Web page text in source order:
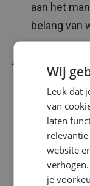
aan het
belang van
Gebruik
Het meten
begrijpen
data om
een
Wij
Leuk dat
van
laten
website
je